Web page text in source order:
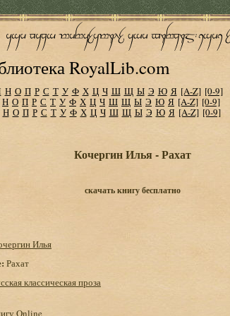
RoyalLib.com
Н О П Р С Т У Ф Х Ц Ч Ш Щ Ы Э Ю Я [A-Z] [0-9]
Н О П Р С Т У Ф Х Ц Ч Ш Щ Ы Э Ю Я [A-Z] [0-9]
Н О П Р С Т У Ф Х Ц Ч Ш Щ Ы Э Ю Я [A-Z] [0-9]
Кочергин Илья - Рахат
скачать книгу бесплатно
Илья
Рахат
классическая проза
Online